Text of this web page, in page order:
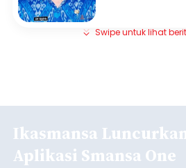
Swipe untuk lihat
Ikasmansa
Aplikasi Smansa One